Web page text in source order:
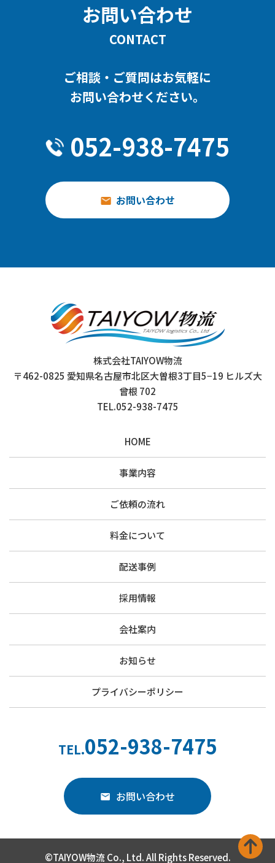
お問い合わせ
CONTACT
ご相談・ご質問はお気軽に
お問い合わせください。
052-938-7475
お問い合わせ
株式会社TAIYOW物流
〒462-0825 愛知県名古屋市北区大曽根3丁目5−19 ヒルズ大
曾根 702
TEL.052-938-7475
HOME
事業内容
ご依頼の流れ
料金について
配送事例
採用情報
会社案内
お知らせ
プライバシーポリシー
TEL.052-938-7475
お問い合わせ
©TAIYOW物流 Co., Ltd. All Rights Reserved.